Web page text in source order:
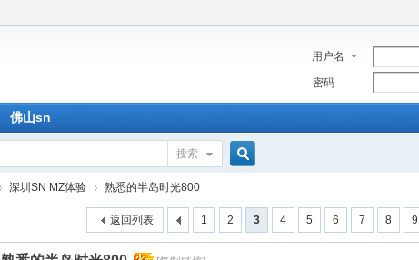
用户名
密码
佛山sn
搜索
深圳SN MZ体验 熟悉的半岛时光800
1 2 3 4 5 6 7 8 9
返回列表